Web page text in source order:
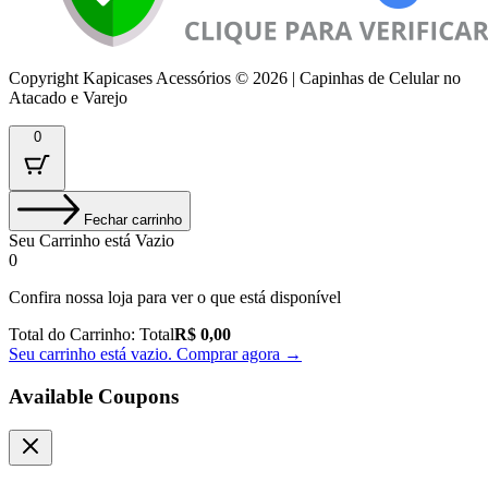
Copyright Kapicases Acessórios © 2026 | Capinhas de Celular no
Atacado e Varejo
0
Fechar carrinho
Seu Carrinho está Vazio
0
Confira nossa loja para ver o que está disponível
Total do Carrinho: TotalR$ 0,00
Seu carrinho está vazio. Comprar agora →
Available Coupons